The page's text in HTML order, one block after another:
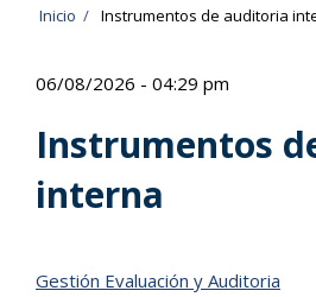
Ruta
de
Inicio Instrumentos de auditoria
06/08/2026 - 04:29 pm
Instrumentos
interna
Gestión Evaluación y Auditoria